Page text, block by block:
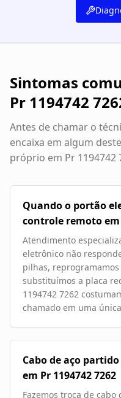
Sintomas
Pr 1194742
Antes de chamar o
encaixa em algum
próprio em Pr 1194742
Quando o portão
controle remoto em
Atendimento
eletrônico não
pilhas,
substituímos a placa
1194742 7262
chamado em uma
Cabo de aço
em Pr 1194742 7262
Fazemos troca de